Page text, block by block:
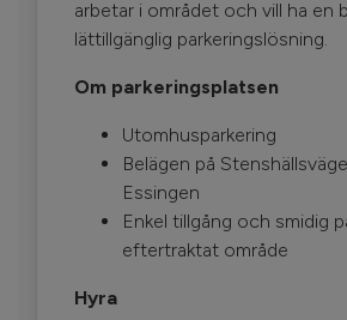
arbetar i området och vill ha en
lättillgänglig parkeringslösning.
Om parkeringsplatsen
Utomhusparkering
Belägen på
Essingen
Enkel tillgång och smidig
eftertraktat område
Hyra